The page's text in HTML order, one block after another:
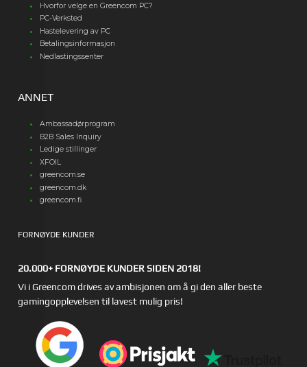
Hvorfor velge en Greencom PC?
PC-Verksted
Hastelevering av PC
Betalingsinformasjon
Nedlastingssenter
ANNET
Ambassadørprogram
B2B Sales Inquiry
Ledige stillinger
XFOIL
greencom.se
greencom.dk
greencom.fi
FORNØYDE KUNDER
20.000+ FORNØYDE KUNDER SIDEN 2018!
Vi i Greencom drives av ambisjonen om å gi den aller beste
gamingopplevelsen til lavest mulig pris!